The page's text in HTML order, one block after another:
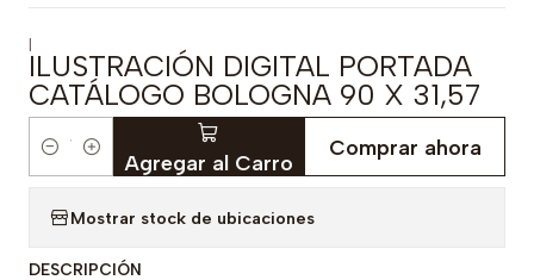
|
ILUSTRACIÓN DIGITAL PORTADA
CATÁLOGO BOLOGNA 90 X 31,57
Cantidad Agregar al Carro
Comprar ahora
Mostrar stock de ubicaciones
DESCRIPCIÓN